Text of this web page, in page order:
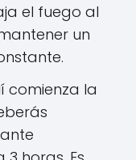
el fuego al
un
comienza la